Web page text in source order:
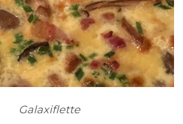
Galaxiflette